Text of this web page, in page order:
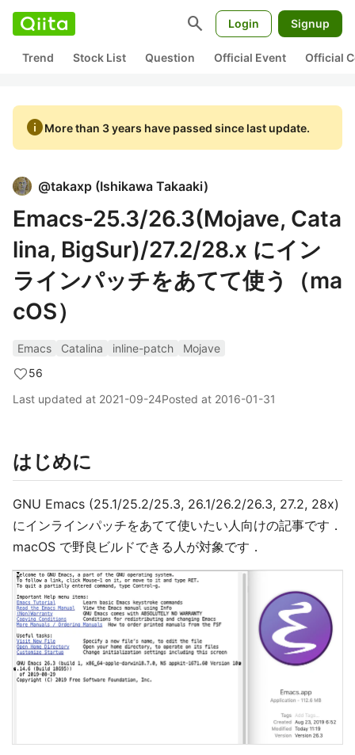
search Login Signup
Trend Stock List Question Official Event Official
infoMore than 3 years have passed since last update.
@takaxp (Ishikawa Takaaki)
Emacs-25.3/26.3(Mojave, Cata
lina, BigSur)/27.2/28.x にイン
ラインパッチをあてて使う（ma
cOS）
Emacs Catalina inline-patch
Mojave
56
Last updated at 2021-09-24Posted at 2016-01-31
はじめに
GNU Emacs (25.1/25.2/25.3, 26.1/26.2/26.3, 27.2, 28x)
にインラインパッチをあてて使いたい人向けの記事です．
macOS で野良ビルドできる人が対象です．